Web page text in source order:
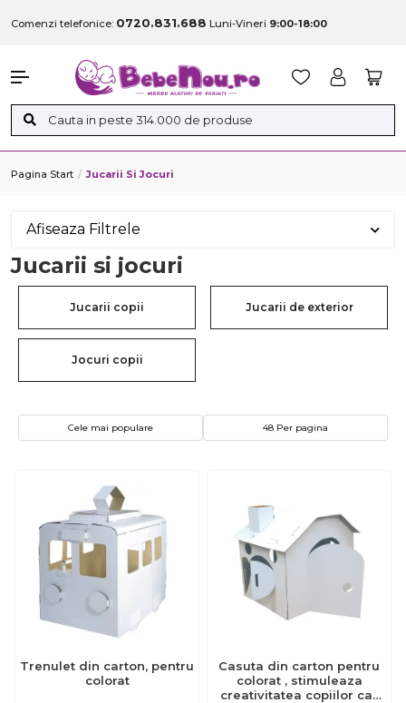
Comenzi telefonice: 0720.831.688 Luni-Vineri 9:00-18:00
Pagina Start Jucarii Si Jocuri
Afiseaza Filtrele
Jucarii si jocuri
Jucarii copii Jucarii de exterior
Jocuri copii
Cele mai populare 48 Per pagina
Trenulet din carton, pentru
colorat
Casuta din carton pentru
colorat , stimuleaza
creativitatea copiilor car